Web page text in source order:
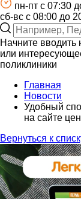
пн-пт c 07:30
сб-вс с 08:00 до
Начните вводить
или
поликлиники
Главная
Новости
Удобный
на сайте
Вернуться к